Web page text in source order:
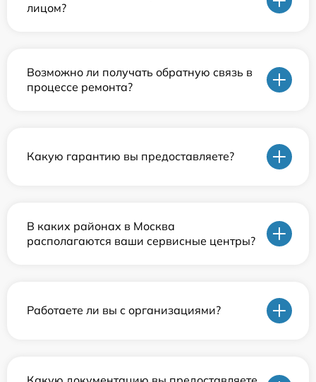
лицом?
Возможно ли получать обратную связь в
процессе ремонта?
Какую гарантию вы предоставляете?
В каких районах в Москва
располагаются ваши сервисные центры?
Работаете ли вы с организациями?